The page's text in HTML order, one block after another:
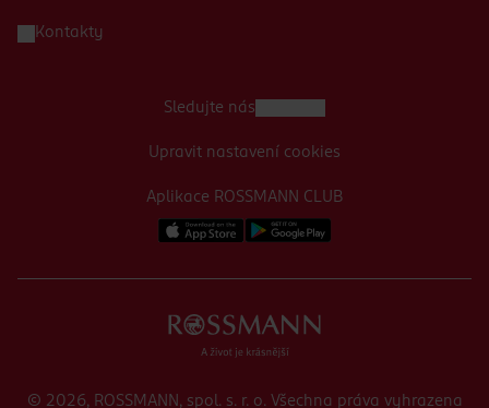
Kontakty
Aplikace ROSSMANN CLUB
Sledujte nás
Upravit nastavení cookies
© 2026, ROSSMANN, spol. s. r. o. Všechna práva vyhrazena